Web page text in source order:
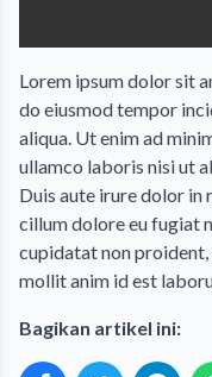
Lorem ipsum dolor sit
do eiusmod tempor
aliqua. Ut enim ad
ullamco laboris nisi ut
Duis aute irure dolor in
cillum dolore eu fugiat
cupidatat non
mollit anim id est
Bagikan artikel ini: